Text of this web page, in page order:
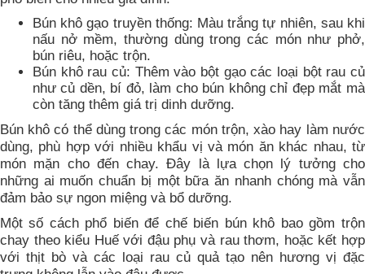
Bún khô gạo truyền thống: Màu trắng tự nhiên, sau khi
nấu nở mềm, thường dùng trong các món như phở,
bún riêu, hoặc trộn.
Bún khô rau củ: Thêm vào bột gạo các loại bột rau củ
như củ dền, bí đỏ, làm cho bún không chỉ đẹp mắt mà
còn tăng thêm giá trị dinh dưỡng.
Bún khô có thể dùng trong các món trộn, xào hay làm nước
dùng, phù hợp với nhiều khẩu vị và món ăn khác nhau, từ
món mặn cho đến chay. Đây là lựa chọn lý tưởng cho
những ai muốn chuẩn bị một bữa ăn nhanh chóng mà vẫn
đảm bảo sự ngon miệng và bổ dưỡng.
Một số cách phổ biến để chế biến bún khô bao gồm trộn
chay theo kiểu Huế với đậu phụ và rau thơm, hoặc kết hợp
với thịt bò và các loại rau củ quả tạo nên hương vị đặc